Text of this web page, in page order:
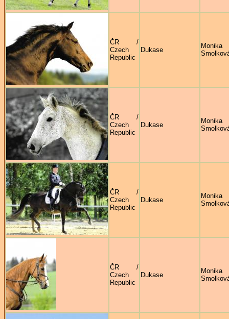
ČR /
Czech
Republic
Dukase
Monika
ČR /
Czech
Republic
Dukase
Monika
ČR /
Czech
Republic
Dukase
Monika
ČR /
Czech
Republic
Dukase
Monika